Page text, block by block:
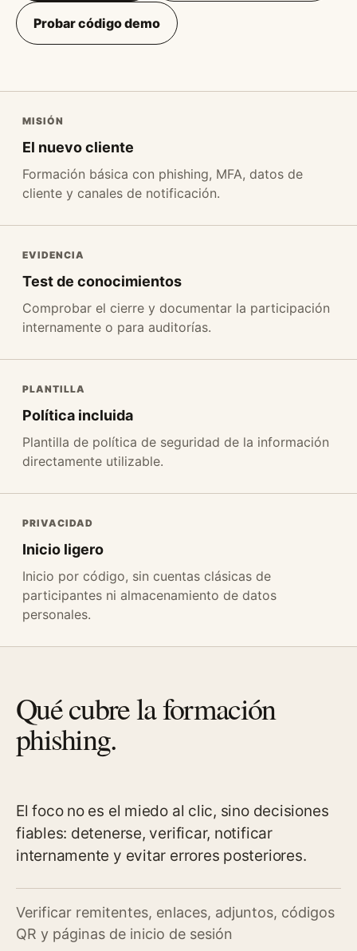
Probar código demo
MISIÓN
El nuevo cliente
Formación básica con phishing, MFA, datos de
cliente y canales de notificación.
EVIDENCIA
Test de conocimientos
Comprobar el cierre y documentar la participación
internamente o para auditorías.
PLANTILLA
Política incluida
Plantilla de política de seguridad de la información
directamente utilizable.
PRIVACIDAD
Inicio ligero
Inicio por código, sin cuentas clásicas de
participantes ni almacenamiento de datos
personales.
Qué cubre la formación
phishing.
El foco no es el miedo al clic, sino decisiones
fiables: detenerse, verificar, notificar
internamente y evitar errores posteriores.
Verificar remitentes, enlaces, adjuntos, códigos
QR y páginas de inicio de sesión